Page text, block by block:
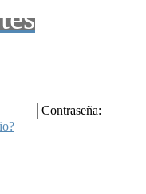
Contraseña: